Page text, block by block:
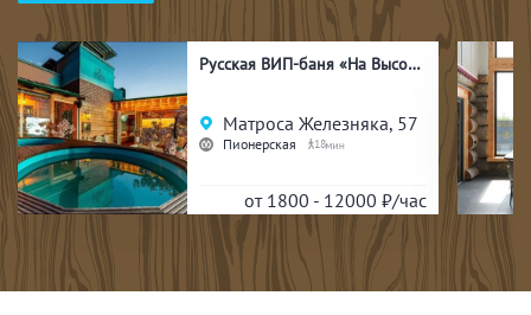
Русская ВИП-баня «На Высоте»
Матроса Железняка, 57
Пионерская 18
от 1800 - 12000 ₽/час